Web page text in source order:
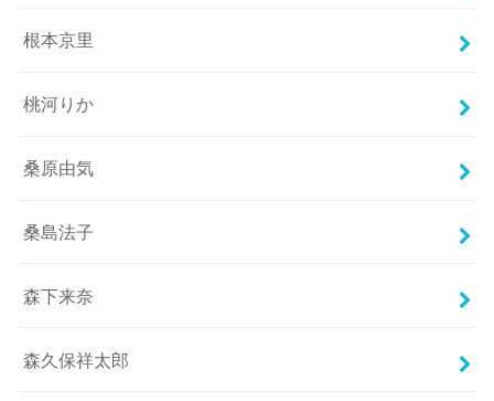
根本京里
桃河りか
桑原由気
桑島法子
森下来奈
森久保祥太郎